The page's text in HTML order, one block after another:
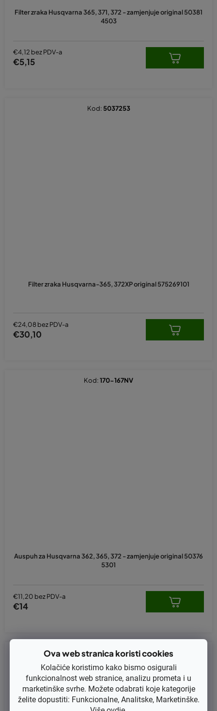
Ova web stranica koristi cookies
Kolačiće koristimo kako bismo osigurali
funkcionalnost web stranice, analizu prometa i u
marketinške svrhe. Možete odabrati koje kategorije
želite dopustiti: Funkcionalne, Analitske, Marketinške.
Filter zraka Husqvarna 365, 371, 372 - zamjenjuje original 50381
4503
€4,12 bez PDV-a
€5,15
Filter zraka Husqvarna-365, 372XP original 575269101
€24,08 bez PDV-a
€30,10
Kod: 5037253
Auspuh za Husqvarna 362, 365, 372 - zamjenjuje original 50376
5301
€11,20 bez PDV-a
€14
Kod:170-167NV
Kod:170-167